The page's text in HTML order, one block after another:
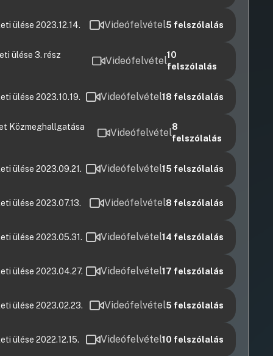
ülése 2023.12.14. Videófelvétel5 felszólalás
ülése 3. rész
Videófelvétel10
felszólalás
ülése 2023.10.19. Videófelvétel18 felszólalás
Közmeghallgatása
Videófelvétel8
felszólalás
ülése 2023.09.21. Videófelvétel15 felszólalás
ülése 2023.07.13. Videófelvétel8 felszólalás
ülése 2023.05.31. Videófelvétel14 felszólalás
ülése 2023.04.27. Videófelvétel17 felszólalás
ülése 2023.02.23. Videófelvétel5 felszólalás
ülése 2022.12.15. Videófelvétel10 felszólalás